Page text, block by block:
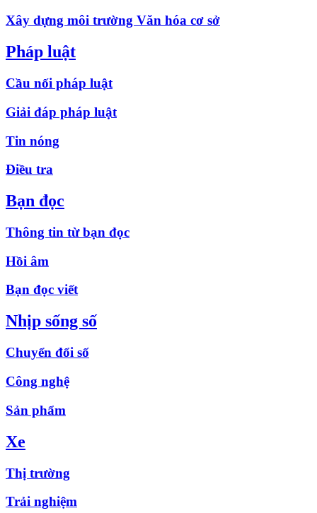
Xây dựng môi trường Văn hóa cơ sở
Pháp luật
Cầu nối pháp luật
Giải đáp pháp luật
Tin nóng
Điều tra
Bạn đọc
Thông tin từ bạn đọc
Hồi âm
Bạn đọc viết
Nhịp sống số
Chuyển đổi số
Công nghệ
Sản phẩm
Xe
Thị trường
Trải nghiệm